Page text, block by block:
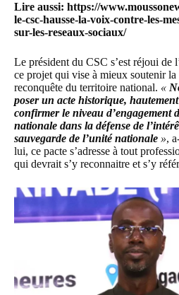
Lire aussi: https://
le-csc-hausse-la-voix-contre-les-
sur-les-reseaux-sociaux/
Le président du CSC s’est réjoui de
ce projet qui vise à mieux soutenir
reconquête du territoire national. «
poser un acte historique,
confirmer le niveau d’engagement
nationale dans la défense de
sauvegarde de l’unité nationale »,
lui, ce pacte s’adresse à tout
qui devrait s’y reconnaitre et s’y